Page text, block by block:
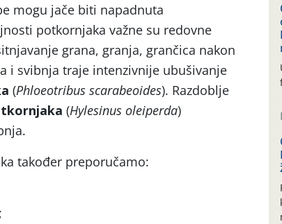
mogu jače biti napadnuta
potkornjaka važne su redovne
grana, granja, grančica nakon
i svibnja traje intenzivnije ubušivanje
(Phloeotribus scarabeoides). Razdoblje
(Hylesinus oleiperda)
također preporučamo: